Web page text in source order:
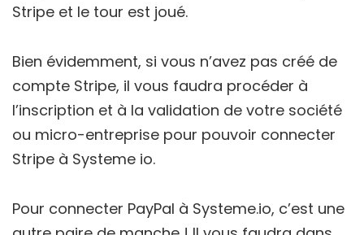
Stripe et le tour est joué.
Bien évidemment, si vous n’avez pas créé de
compte Stripe, il vous faudra procéder à
l’inscription et à la validation de votre société
ou micro-entreprise pour pouvoir connecter
Stripe à Systeme io.
Pour connecter PayPal à Systeme.io, c’est une